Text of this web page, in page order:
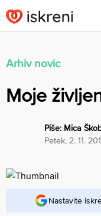
to
content
Arhiv novic
Moje
Piše: Mica
petek, 2. 11.
Nastavite